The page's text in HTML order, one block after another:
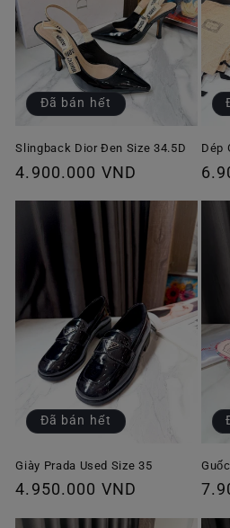
Đã bán hết
Slingback Dior Đen Size 34.5D
Giá
thường
4.900.000 VND
Dép
Giá
Đã bán hết
Giày Prada Used Size 35
Giá
4.950.000 VND
Giá